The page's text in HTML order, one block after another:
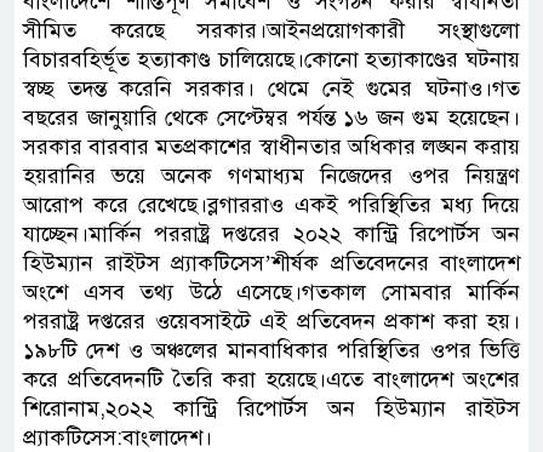
সীমিত করেছে সরকার।আইনপ্রয়োগকারী সংস্থাগুলো
বিচারবহির্ভূত হত্যাকাণ্ড চালিয়েছে।কোনো হত্যাকাণ্ডের ঘটনায়
স্বচ্ছ তদন্ত করেনি সরকার। থেমে নেই গুমের ঘটনাও।গত
বছরের জানুয়ারি থেকে সেপ্টেম্বর পর্যন্ত ১৬ জন গুম হয়েছেন।
সরকার বারবার মতপ্রকাশের স্বাধীনতার অধিকার লঙ্ঘন করায়
হয়রানির ভয়ে অনেক গণমাধ্যম নিজেদের ওপর নিয়ন্ত্রণ
আরোপ করে রেখেছে।ব্লগাররাও একই পরিস্থিতির মধ্য দিয়ে
যাচ্ছেন।মার্কিন পররাষ্ট্র দপ্তরের ২০২২ কান্ট্রি রিপোর্টস অন
হিউম্যান রাইটস প্র্যাকটিসেস’শীর্ষক প্রতিবেদনের বাংলাদেশ
অংশে এসব তথ্য উঠে এসেছে।গতকাল সোমবার মার্কিন
পররাষ্ট্র দপ্তরের ওয়েবসাইটে এই প্রতিবেদন প্রকাশ করা হয়।
১৯৮টি দেশ ও অঞ্চলের মানবাধিকার পরিস্থিতির ওপর ভিত্তি
করে প্রতিবেদনটি তৈরি করা হয়েছে।এতে বাংলাদেশ অংশের
শিরোনাম,২০২২ কান্ট্রি রিপোর্টস অন হিউম্যান রাইটস
প্র্যাকটিসেস:বাংলাদেশ।